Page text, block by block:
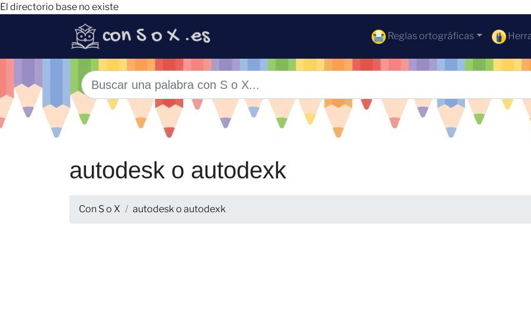
El directorio base no existe
Reglas ortográficas
autodesk o autodexk
Con S o X autodesk o autodexk